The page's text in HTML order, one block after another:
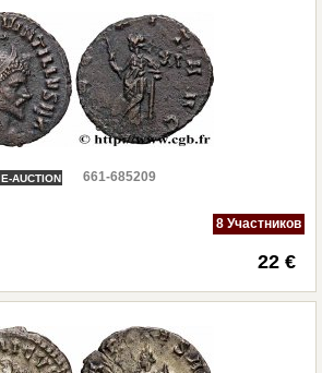
E-AUCTION
661-685209
8 Участников
22 €